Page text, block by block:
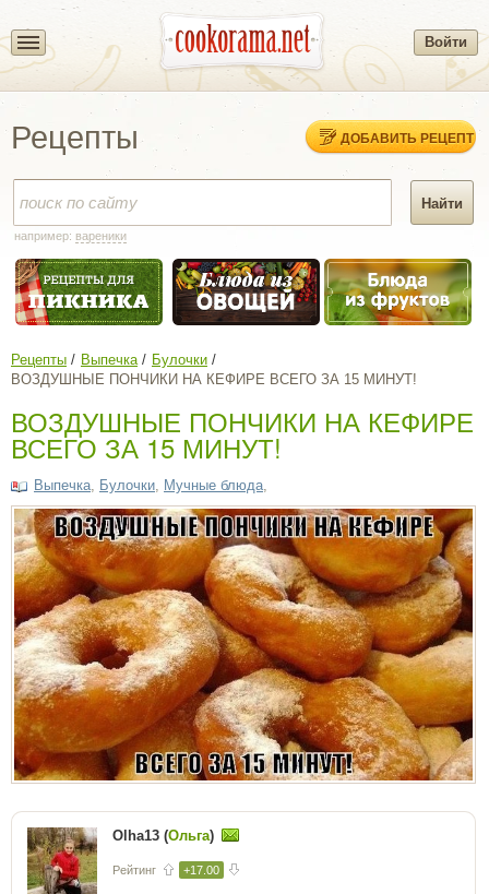
Войти
Рецепты ДОБАВИТЬ РЕЦЕПТ
например: вареники
Рецепты Выпечка
Булочки
ВОЗДУШНЫЕ ПОНЧИКИ НА КЕФИРЕ ВСЕГО ЗА 15 МИНУТ!
ВОЗДУШНЫЕ ПОНЧИКИ НА КЕФИРЕ
ВСЕГО ЗА 15 МИНУТ!
Выпечка Булочки Мучные блюда
Olha13 (Ольга)
Рейтинг +17.00